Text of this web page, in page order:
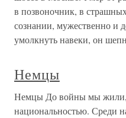
в позвоночник, в
сознании, мужественно и
умолкнуть навеки, он
Немцы
Немцы До войны мы жили,
национальностью. Среди